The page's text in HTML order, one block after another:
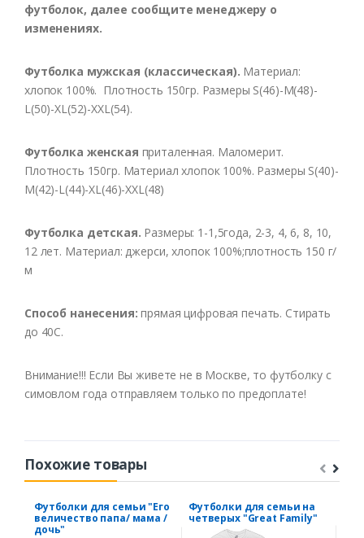
футболок, далее сообщите менеджеру о
изменениях.
Футболка мужская (классическая). Материал:
хлопок 100%. Плотность 150гр. Размеры S(46)-M(48)-
L(50)-XL(52)-XXL(54).
Футболка женская приталенная. Маломерит.
Плотность 150гр. Материал хлопок 100%. Размеры S(40)-
M(42)-L(44)-XL(46)-XXL(48)
Футболка детская. Размеры: 1-1,5года, 2-3, 4, 6, 8, 10,
12 лет. Материал: джерси, хлопок 100%;плотность 150 г/
м
Способ нанесения: прямая цифровая печать. Стирать
до 40С.
Внимание!!! Если Вы живете не в Москве, то футболку с
симовлом года отправляем только по предоплате!
Похожие товары
Футболки для семьи "Его
величество папа/ мама /
дочь"
Футболки для семьи на
четверых "Great Family"